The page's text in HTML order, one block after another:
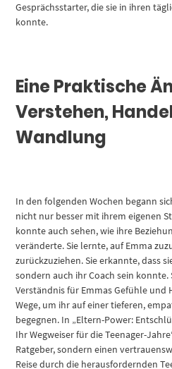
Gesprächsstarter, die sie in ihren
konnte.
Eine Praktische
Verstehen,
Wandlung
In den folgenden Wochen begann
nicht nur besser mit ihrem eigenen
konnte auch sehen, wie ihre
veränderte. Sie lernte, auf Emma
zurückzuziehen. Sie erkannte, dass
sondern auch ihr Coach sein
Verständnis für Emmas Gefühle
Wege, um ihr auf einer tieferen,
begegnen. In „Eltern-Power:
Ihr Wegweiser für die Teenager-
Ratgeber, sondern einen
Reise durch die herausfordernden